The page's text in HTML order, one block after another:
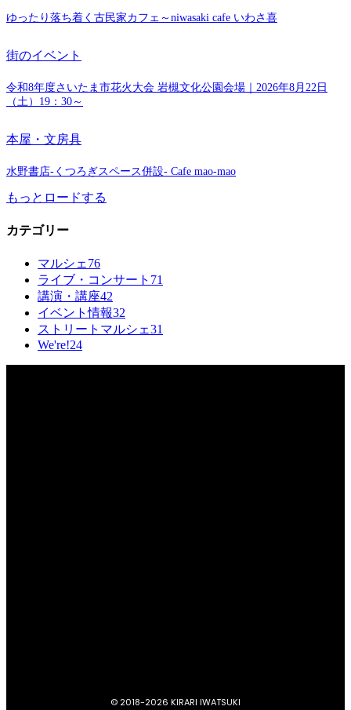
ゆったり落ち着く古民家カフェ～niwasaki cafe いわさ喜
街のイベント
令和8年度さいたま市花火大会 岩槻文化公園会場｜2026年8月22日
（土）19：30～
本屋・文房具
水野書店-くつろぎスペース併設- Cafe mao-mao
もっとロードする
カテゴリー
マルシェ 76
ライブ・コンサート 71
講演・講座42
イベント情報32
ストリートマルシェ31
We're!24
© 2018-2026 KIRARI IWATSUKI